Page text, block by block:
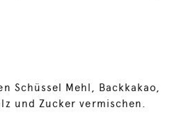
Schüssel Mehl, Backkakao,
und Zucker vermischen.